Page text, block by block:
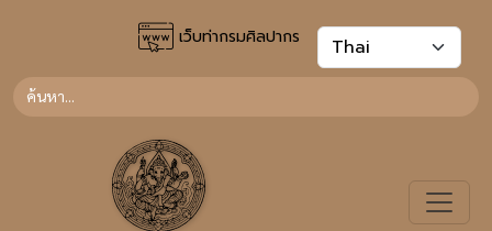
เว็บท่ากรมศิลปากร